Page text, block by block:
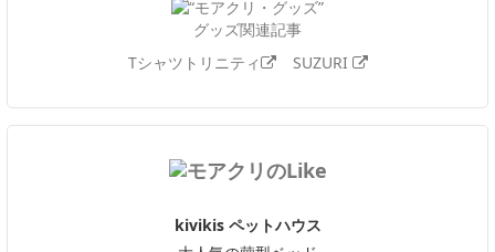
グッズ関連記事
Tシャツトリニティ
SUZURI
kivikis ペットハウス